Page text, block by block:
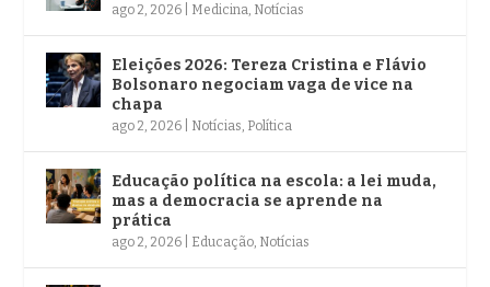
ago 2, 2026 Medicina, Notícias
Eleições 2026: Tereza Cristina e Flávio
Bolsonaro negociam vaga de vice na
chapa
ago 2, 2026 Notícias, Política
Educação política na escola: a lei muda,
mas a democracia se aprende na
prática
ago 2, 2026 Educação, Notícias